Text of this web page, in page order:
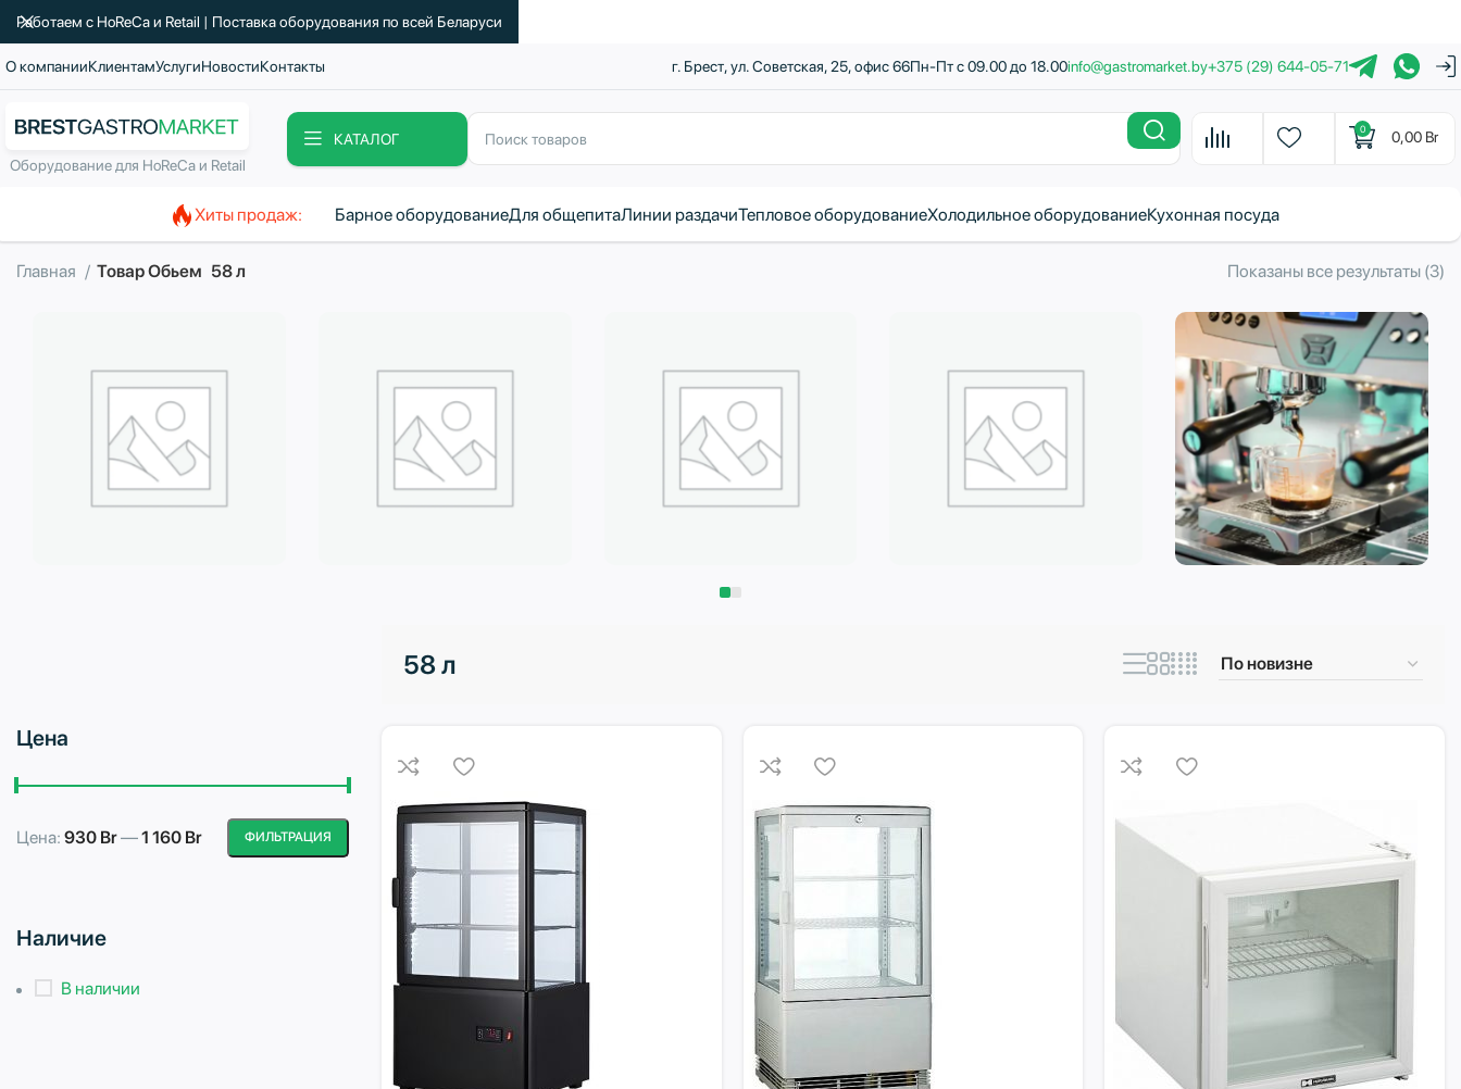
О компанииКлиентамУслугиНовостиКонтакты г. Брест, ул. Советская, 25, офис 66Пн-Пт с 09.00 до 18.00info@gastromarket.by+375 (29) 644-05-71
Оборудование для HoReCa и Retail
КАТАЛОГ
0 0,00 Br
Хиты продаж: Барное оборудованиеДля общепитаЛинии раздачиТепловое оборудованиеХолодильное оборудованиеКухонная посуда
Главная Товар Обьем 58 л Показаны все результаты (3)
Цена
Минимальная
Максимальная
ФИЛЬТРАЦИЯ
Цена: 930 Br—1 160 Br
Наличие
В наличии
58 л
Работаем с HoReCa и Retail | Поставка оборудования по всей Беларуси